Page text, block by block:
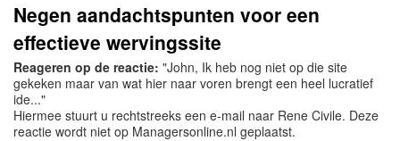
Negen aandachtspunten voor een
effectieve wervingssite
Reageren op de reactie: "John, Ik heb nog niet op die site
gekeken maar van wat hier naar voren brengt een heel lucratief
ide..."
Hiermee stuurt u rechtstreeks een e-mail naar Rene Civile. Deze
reactie wordt niet op Managersonline.nl geplaatst.